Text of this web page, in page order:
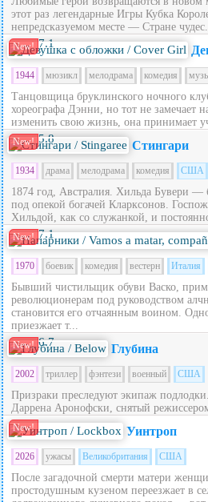
этот раз легендарные Игры Кубка
непредсказуемом месте — Стране
New! 7.1
1944 мюзикл мелодрама комедия
Танцовщица бруклинского ночного
хореографа Дэнни, но тот не замечает
изменить свою жизнь, она принимает
New! 5.8 Стингари
1934 драма мелодрама комедия США
1874 год, Австралия. Хильда Бувери —
под опекой богачей Кларксонов.
Хильдой, как со служанкой, и
New! 7.1
1970 боевик комедия вестерн Италия
Бывший чистильщик обуви Васко,
революционерам под руководством
становится его отчаянным воином.
приезжает т...
New! 6.7 Глубина
2002 триллер фэнтези военный США
Призраки преследуют экипаж
Даррена Аронофски, снятый
New! Уинтроп
2026 ужасы Великобритания США
После загадочной смерти матери
простодушным кузеном переезжает в